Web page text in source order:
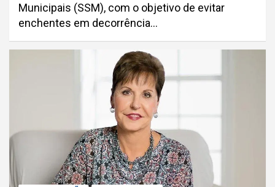
Municipais (SSM), com o objetivo de evitar
enchentes em decorrência…